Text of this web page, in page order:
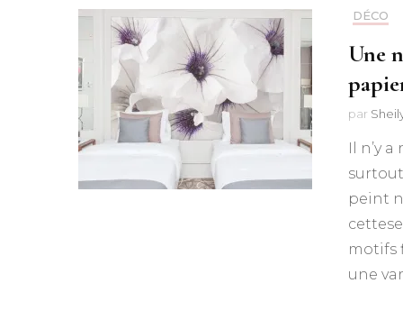
DÉCO
Une
par
Il n’y
peint
motifs
une